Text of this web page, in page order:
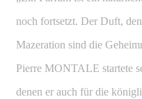
noch fortsetzt. Der Duft,
Mazeration sind die
Pierre MONTALE startete
denen er auch für die